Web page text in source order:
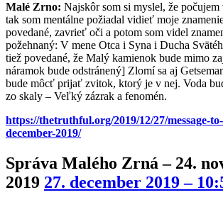
Malé Zrno: Najskôr som si myslel, že počujem
tak som mentálne požiadal vidieť moje
povedané, zavrieť oči a potom som videl
požehnaný: V mene Otca i Syna i Ducha
tiež povedané, že Malý kamienok bude mimo
náramok bude odstránený] Zlomí sa aj
bude môcť prijať zvitok, ktorý je v nej. Voda
zo skaly – Veľký zázrak a fenomén.
https://thetruthful.org/2019/12/27/message-
december-2019/
Správa Malého Zrná – 24.
2019 27. december 2019 –